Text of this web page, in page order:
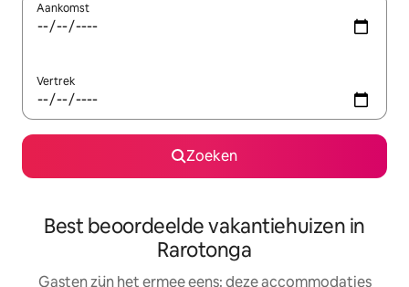
Aankomst
Vertrek
Zoeken
Best beoordeelde vakantiehuizen in
Rarotonga
Gasten zijn het ermee eens: deze accommodaties